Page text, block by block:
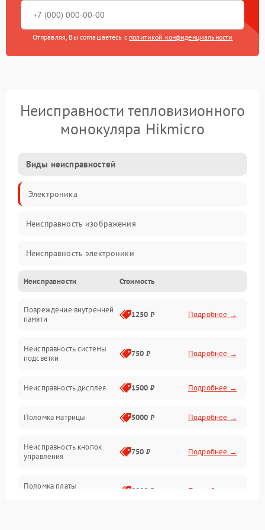
Отправляя, Вы соглашаетесь с политикой конфиденциальности
Неисправности тепловизионного
монокуляра Hikmicro
Виды неисправностей
Электроника
Неисправность изображения
Неисправность электроники
Электропитание
Матрица
Оптика
Неисправности Стоимость
Повреждение внутренней
памяти
1250 ₽ Подробнее →
Неисправность системы
подсветки
750 ₽ Подробнее →
Неисправность дисплея 1500 ₽ Подробнее →
Поломка матрицы 5000 ₽ Подробнее →
Неисправность кнопок
управления
750 ₽ Подробнее →
Поломка платы
2000 ₽ Подробнее →